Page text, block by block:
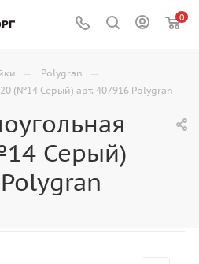
0
— Polygran —
(№14 Серый) арт. 407916 Polygran
Серый)